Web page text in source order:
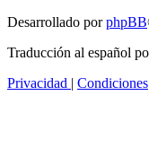
Desarrollado porphpBB
Traducción al español
Privacidad | Condiciones